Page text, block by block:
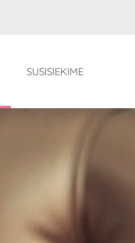
SUSISIEKIME